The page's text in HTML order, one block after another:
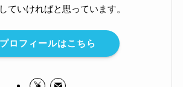
ていければと思っています。
プロフィールはこちら